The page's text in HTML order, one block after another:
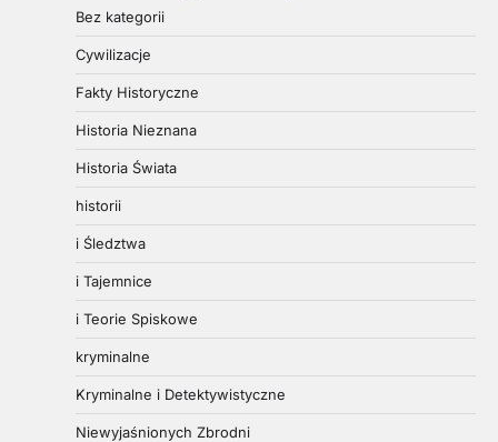
Bez kategorii
Cywilizacje
Fakty Historyczne
Historia Nieznana
Historia Świata
historii
i Śledztwa
i Tajemnice
i Teorie Spiskowe
kryminalne
Kryminalne i Detektywistyczne
Niewyjaśnionych Zbrodni